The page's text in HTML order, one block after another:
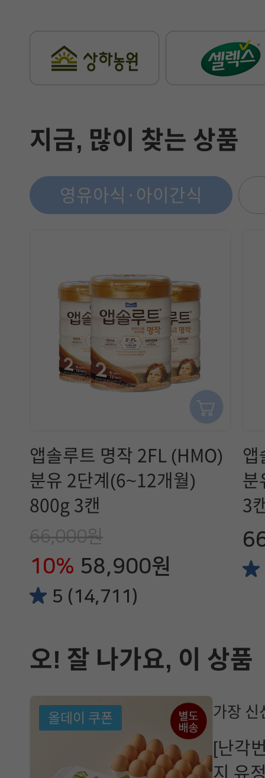
지금, 많이 찾는 상품
영유아식·아이간식
앱솔루트 명작 2FL (HMO)
분유 2단계(6~12개월)
800g 3캔
66,000원
10% 58,900원
5 (14,711)
앱
분
3
오! 잘 나가요, 이 상품
올데이 쿠폰 가장 신
[난각
지 유